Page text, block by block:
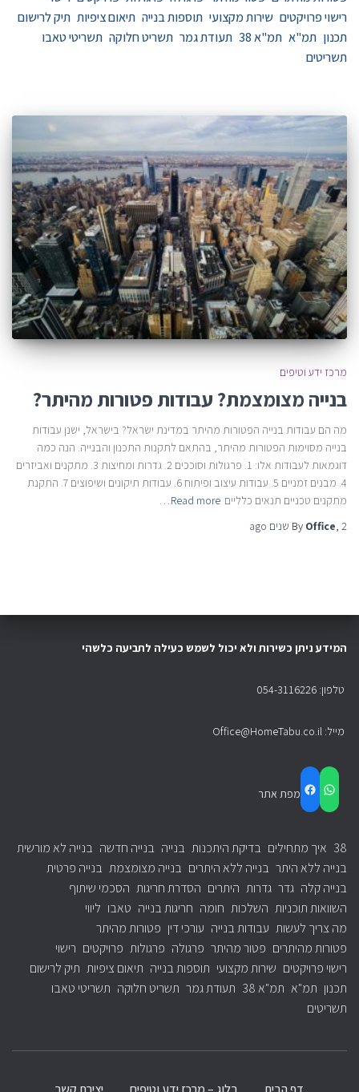
רישוי פרויקטים שירות מקצועי תוספות בנייה תיאום ציפיות תיק לרישום
תכנון תמ"א תמ"א 38 תעודת גמר תשריט חלוקה תשריטי טאבו
תשריטים
מרכז ידע וטיפים
בנייה מצומצמת? עבודות פטורות מהיתר?
מה הם עבודות בנייה הפטורות מהיתר במדינת ישראל? בישראל, ישנן עבודות
בנייה מסוימות הפטורות מהיתר, בהתאם לתקנות התכנון והבנייה. הנה כמה
דוגמאות לעבודות אלו: 1. פרגולות וסוככים 2. גדרות ומחיצות 3. מתקנים ואביזרים
4. מבנים זמניים 5. עבודות עיצוב ופיתוח 6. עבודות תיקונים ושיפוצים 7. התקנת
מתקנים טכניים תנאים כלליים Read more…
By Office, 2 שנים
המידע ניתן כשירות ולא יכול לשמש כעילה לתביעה כלשהי
טלפון: 054-3116226
מייל: Office@HomeTabu.co.il
מפת אתר
38 איך מתחילים בדיקת היתכנות בנייה בנייה חדשה בנייה לא מורשית
בנייה ללא היתר בנייה ללא היתרים בנייה מצומצמת בנייה פרטית
בנייה קלה גדר גדרות היתרים הסדרת חריגות הסכמי שיתוף
השוואות תוכניות השלכות חומה חריגות בנייה טאבו ליווי
מה צריך לעשות עבודות בנייה עורכי דין פטורות מהיתר
פטורות מהיתרים פטור מהיתר פרגולה פרגולות פרויקטים רישוי
רישוי פרויקטים שירות מקצועי תוספות בנייה תיאום ציפיות תיק לרישום
תכנון תמ"א תמ"א 38 תעודת גמר תשריט חלוקה תשריטי טאבו
תשריטים